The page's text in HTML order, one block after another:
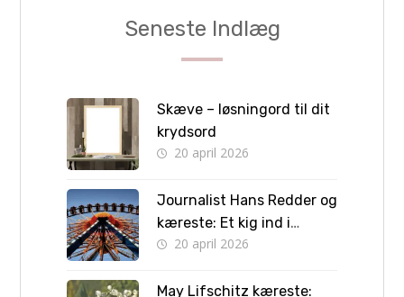
Seneste Indlæg
Skæve – løsningord til dit
krydsord
20 april 2026
Journalist Hans Redder og
kæreste: Et kig ind i
privatlivet bag skærmen
20 april 2026
May Lifschitz kæreste: